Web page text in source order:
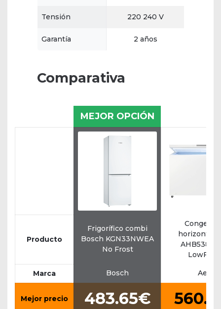
Tensión 220 240 V
Garantía 2 años
Comparativa
MEJOR OPCIÓN
Producto
Frigorífico combi
Bosch KGN33NWEA
No Frost
horizontal
Marca Bosch Aeg
Mejor precio 483.65€